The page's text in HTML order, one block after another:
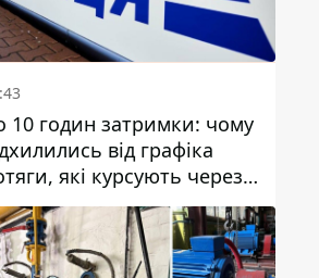
10 годин затримки: чому
від графіка
які курсують через
та область